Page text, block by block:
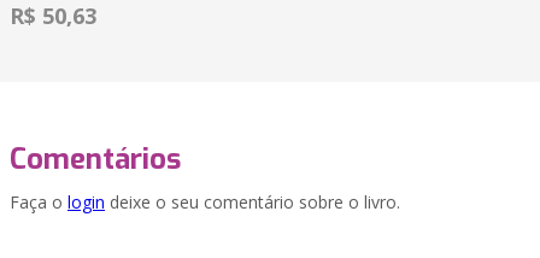
R$ 50,63
Comentários
Faça o login deixe o seu comentário sobre o livro.